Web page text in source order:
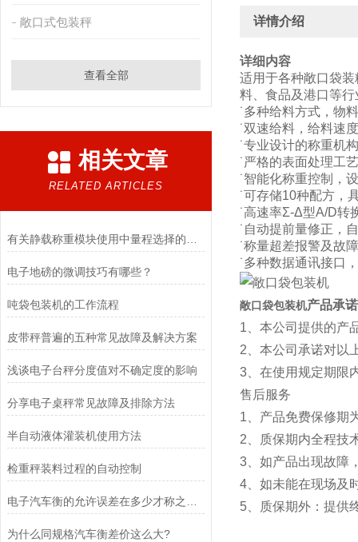
敞口式包装秤
查看全部
相关文章
RELATED ARTICLES
电子地磅的微调技巧有哪些？
吨袋包装机的工作流程
皮带秤普遍的五种常见故障及解决方案
浅谈电子台秤分度值对不确定度的影响
​分享电子桌秤常见故障及排除方法
半自动液体灌装机使用方法
检重秤装料过程的自动控制
为什么同规格汽车衡差价这么大?
详情介绍
详细内容
适用于各种敞口袋
料、食品及港口等行
˙多种给料方式，物
˙双速给料，给料速
˙专业设计的称重机
˙严格的表面处理工
˙智能化称重控制，
˙可存储10种配方，
˙高速率Σ-Δ型A/D转
˙自动提前量修正，
˙称量超差报警及故
˙多种数据通讯接口
敞口袋包装机产品承诺
1、本公司提供的产
2、本公司承诺对以
3、在使用规定期限
售后服务
1、产品免费保修期
2、质保期内全
3、如产品出现故障
4、如未能在现场及
5、质保期外：提供